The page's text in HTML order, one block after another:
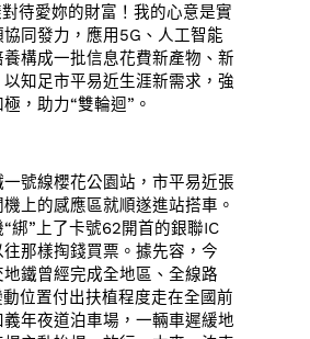
待愛妳的財富！我的心意是實
同發力，應用5G、人工智能
構成一批信息花費新產物、新
知足市平易近生涯新需求，強
，助力“雙輪迴”。
線櫻花公園站，市平易近張
上的感應區就順遂進站搭車。
綁”上了卡號62開首的銀聯IC
那樣掏錢買票。據先容，今
鐵曾經完成全地區、全線路
位置付出扶植程度走在全國前
年夜道泊車場，一輛車遲緩地